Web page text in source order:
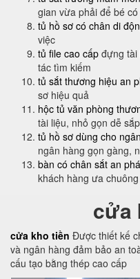
gian vừa phải để bé
tủ hồ sơ có chân di
việc
tủ file cao cấp đựng tài
tác tìm kiếm
tủ sắt thương hiệu an
sơ hiệu quả
hộc tủ văn phòng
tài liệu, nhỏ gọn dễ
tủ hồ sơ dùng cho
ngân hàng gọn gàng,
bàn có chân sắt an
khách hàng ưa
cửa
cửa kho tiền Được thiết kế
và ngân hàng đảm bảo an
cấu tạo bằng thép cao cấp